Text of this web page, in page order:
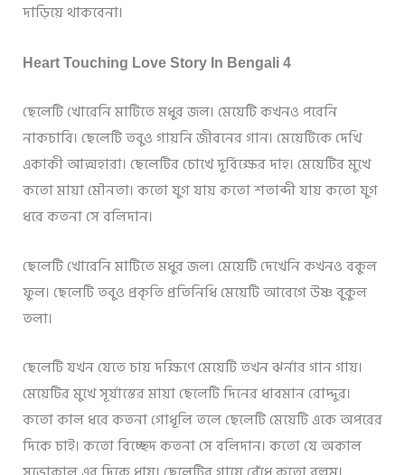
দাড়িয়ে থাকবেনা।
Heart Touching Love Story In Bengali 4
ছেলেটি খোরেনি মাটিতে মধুর জল। মেয়েটি কখনও পরেনি
নাকচাবি। ছেলেটি তবুও গায়নি জীবনের গান। মেয়েটিকে দেখি
একাকী আত্মহারা। ছেলেটির চোখে দূর্বিক্ষের দাহ। মেয়েটির মুখে
কতো মায়া মৌনতা। কতো যুগ যায় কতো শতাব্দী যায় কতো যুগ
ধরে কতনা সে বলিদান।
ছেলেটি খোরেনি মাটিতে মধুর জল। মেয়েটি দেখেনি কখনও বকুল
ফুল। ছেলেটি তবুও প্রকৃতি প্রতিনিধি মেয়েটি আবেগে উষ্ণ বুকুল
তলা।
ছেলেটি যখন যেতে চায় দক্ষিণে মেয়েটি তখন ঝর্নার গান গায়।
মেয়েটির মুখে সূর্যাস্তের মায়া ছেলেটি দিনের ধাবমান রোদ্দুর।
কতো কাল ধরে কতনা গোধূলি তলে ছেলেটি মেয়েটি একে অপরের
দিকে চাই। কতো বিচ্ছেদ কতনা সে বলিদান। কতো যে অকাল